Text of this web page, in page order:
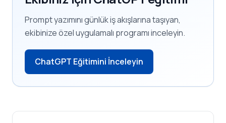
Prompt yazımını günlük iş akışlarına taşıyan,
ekibinize özel uygulamalı programı inceleyin.
ChatGPT Eğitimini İnceleyin